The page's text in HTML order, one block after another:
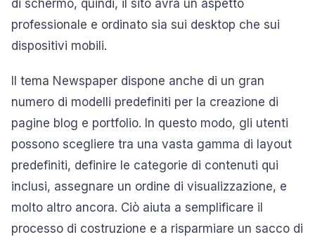
di schermo, quindi, il sito avrà un aspetto
professionale e ordinato sia sui desktop che sui
dispositivi mobili.
Il tema Newspaper dispone anche di un gran
numero di modelli predefiniti per la creazione di
pagine blog e portfolio. In questo modo, gli utenti
possono scegliere tra una vasta gamma di layout
predefiniti, definire le categorie di contenuti qui
inclusi, assegnare un ordine di visualizzazione, e
molto altro ancora. Ciò aiuta a semplificare il
processo di costruzione e a risparmiare un sacco di